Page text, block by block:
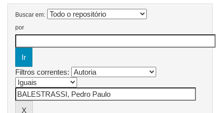
Buscar em:
por
Filtros correntes: